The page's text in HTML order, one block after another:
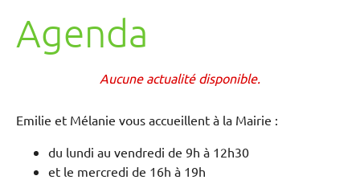
Agenda
Aucune actualité disponible.
Emilie et Mélanie vous accueillent à la Mairie :
du lundi au vendredi de 9h à 12h30
et le mercredi de 16h à 19h